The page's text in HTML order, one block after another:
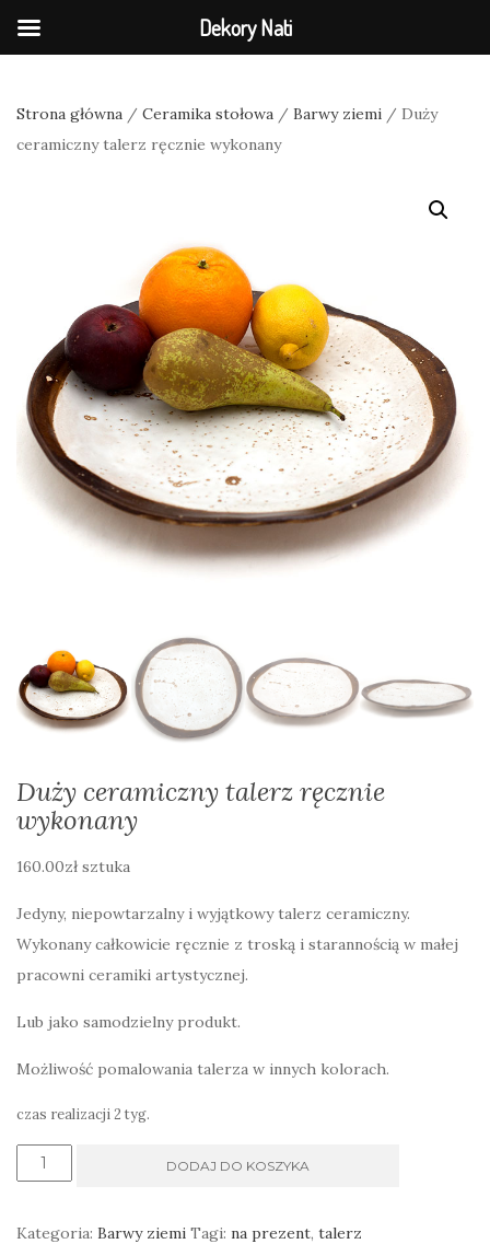
Strona główna / Ceramika stołowa / Barwy ziemi / Duży
ceramiczny talerz ręcznie wykonany
Duży ceramiczny talerz ręcznie
wykonany
160.00zł sztuka
Jedyny, niepowtarzalny i wyjątkowy talerz ceramiczny.
Wykonany całkowicie ręcznie z troską i starannością w małej
pracowni ceramiki artystycznej.
Lub jako samodzielny produkt.
Możliwość pomalowania talerza w innych kolorach.
czas realizacji 2 tyg.
ilość
DODAJ DO KOSZYKA
Kategoria: Barwy ziemi Tagi: na prezent, talerz
Dekory Nati